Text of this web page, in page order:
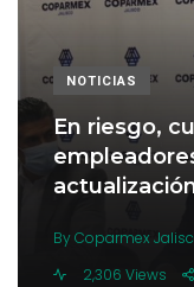
NOTICIAS
En riesgo,
By Coparmex
2,306 Views